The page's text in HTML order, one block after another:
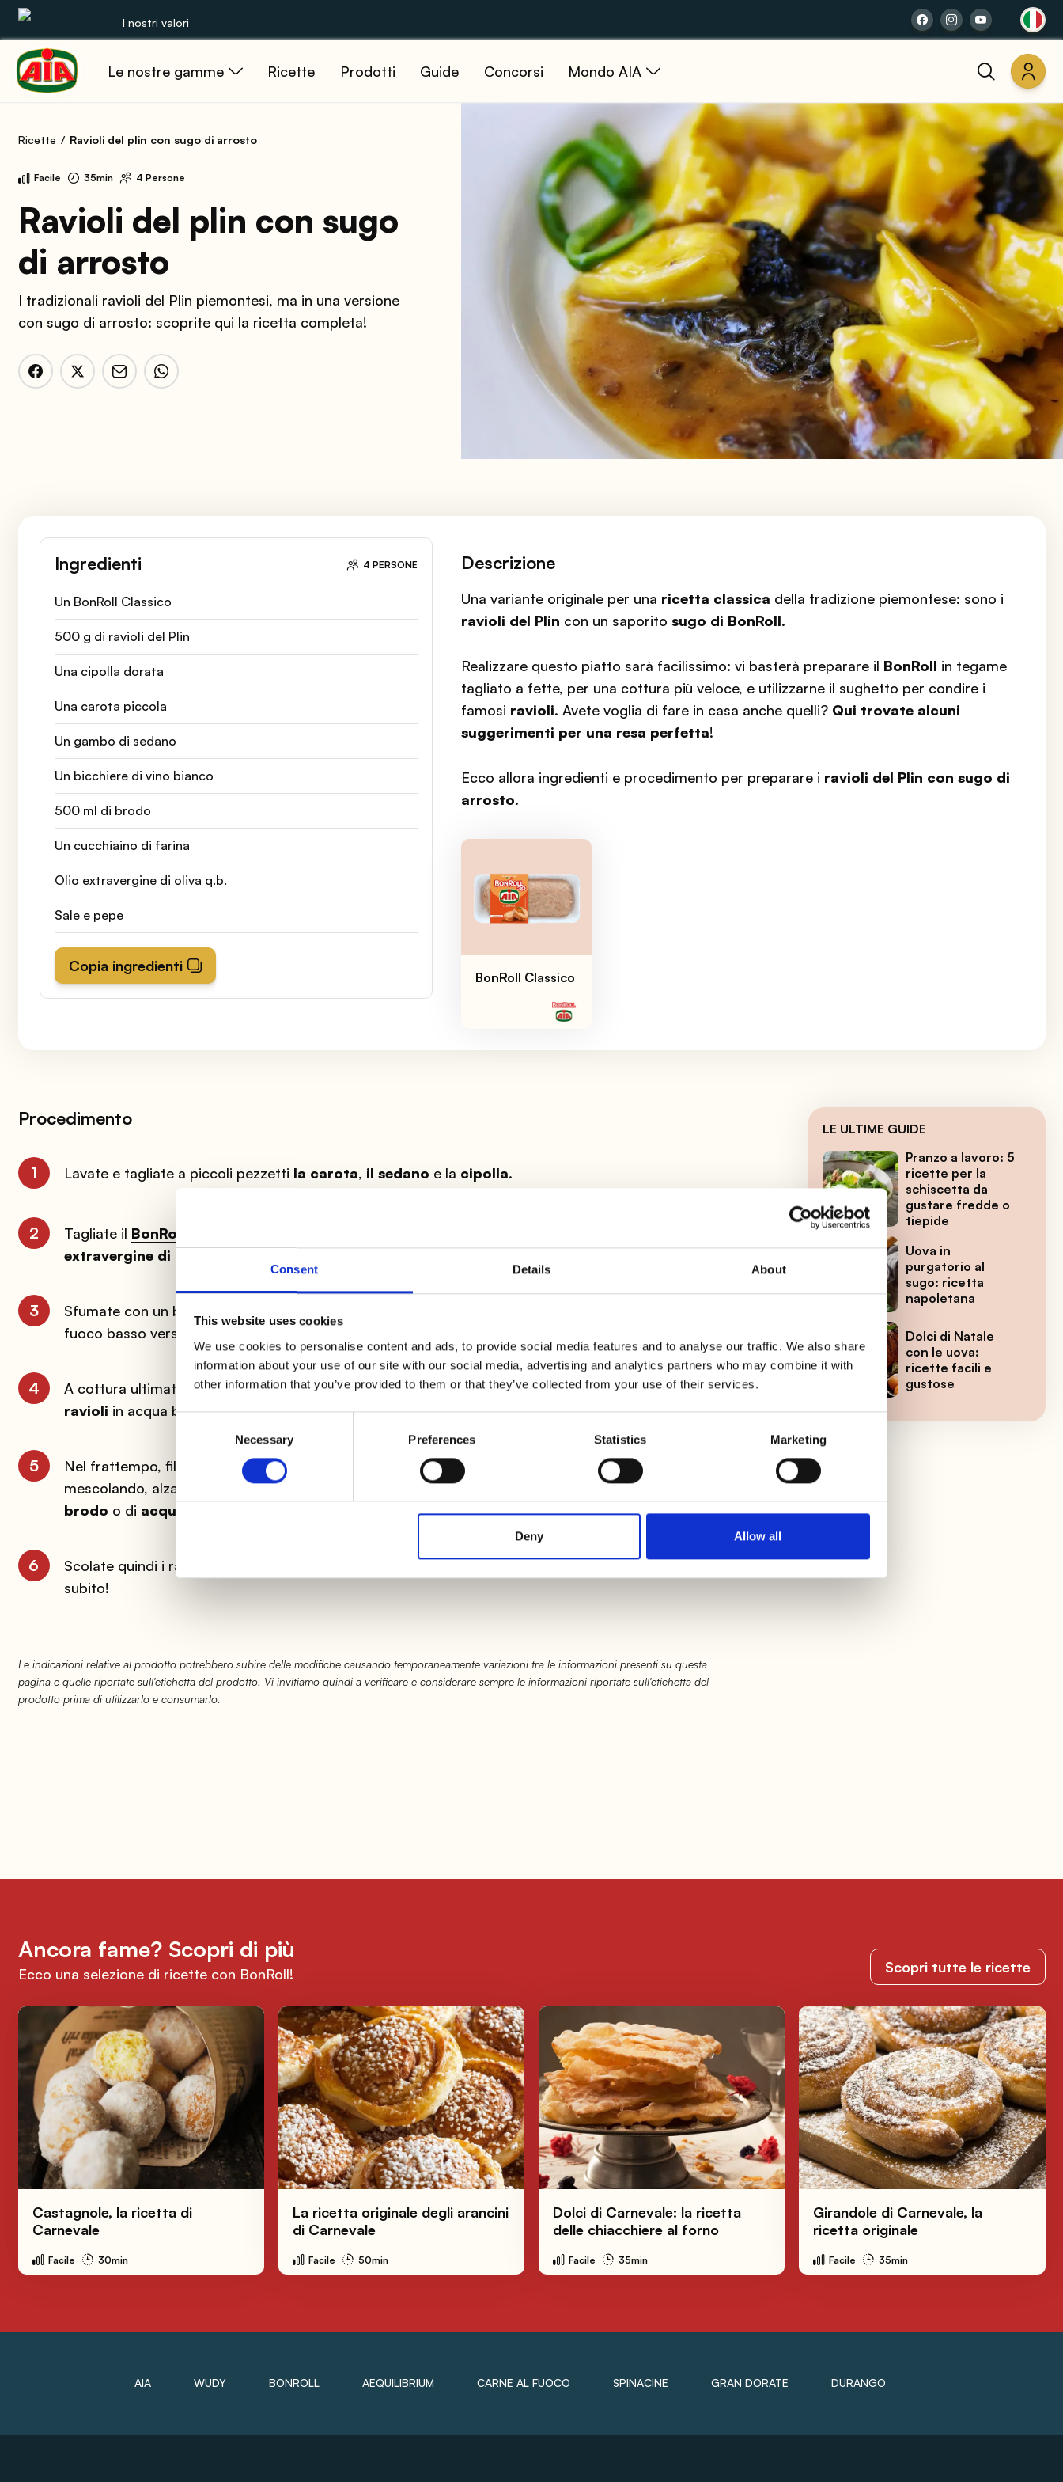
Consent Details About
This website uses cookies
We use cookies to personalise content and ads, to provide social media features and to analyse our traffic. We also share
information about your use of our site with our social media, advertising and analytics partners who may combine it with
other information that you’ve provided to them or that they’ve collected from your use of their services.
Consent
Necessary Preferences Statistics Marketing
Deny Allow all
I nostri valori
Le nostre gamme Ricette Prodotti Guide Concorsi Mondo AIA
Le nostre gamme
Guide
Concorsi
Mondo AIA
Ricette Ravioli del plin con sugo di arrosto
Facile 35min 4 Persone
Ravioli del plin con sugo
di arrosto
I tradizionali ravioli del Plin piemontesi, ma in una versione
con sugo di arrosto: scoprite qui la ricetta completa!
Ingredienti 4 PERSONE
Un BonRoll Classico
500 g di ravioli del Plin
Una cipolla dorata
Una carota piccola
Un gambo di sedano
Un bicchiere di vino bianco
500 ml di brodo
Un cucchiaino di farina
Olio extravergine di oliva q.b.
Sale e pepe
Copia ingredienti
Descrizione
Una variante originale per una ricetta classica della tradizione piemontese: sono i
ravioli del Plin con un saporitosugo di BonRoll.
Realizzare questo piatto sarà facilissimo: vi basterà preparare il BonRoll in tegame
tagliato a fette, per una cottura più veloce, e utilizzarne il sughetto per condire i
famosi ravioli. Avete voglia di fare in casa anche quelli? Qui trovate alcuni
suggerimenti per una resa perfetta!
Ecco allora ingredienti e procedimento per preparare i ravioli del Plin con sugo di
arrosto.
BonRoll Classico
Procedimento
1 Lavate e tagliate a piccoli pezzetti la carota, il sedano e la cipolla.
2 Tagliate il BonRoll Classico
extravergine di oliva
3 Sfumate con un bicchiere di
fuoco basso versando poco
4 A cottura ultimata, togliete le fette di BonRolldalla padella e tenetele da parte. Ora potete cuocerei
ravioli in acqua bollente salata.
5 Nel frattempo, filtrate il sugo della carne eliminando le verdure, aggiungete un cucchiaino di
mescolando, alzate leggermente la fiamma: se necessario, allungate la salsa con ancora un po’ di
brodo o di acqua di cottura
6 Scolate quindi i ravioli e trasferiteli in padella, facendoli insaporire nelsugo di BonRoll: serviteli
subito!
Le indicazioni relative al prodotto potrebbero subire delle modifiche causando temporaneamente variazioni tra le informazioni presenti su questa
pagina e quelle riportate sull'etichetta del prodotto. Vi invitiamo quindi a verificare e considerare sempre le informazioni riportate sull'etichetta del
prodotto prima di utilizzarlo e consumarlo.
LE ULTIME GUIDE
Pranzo a lavoro: 5
ricette per la
schiscetta da
gustare fredde o
tiepide
Uova in
purgatorio al
sugo: ricetta
napoletana
Dolci di Natale
con le uova:
ricette facili e
gustose
Ancora fame? Scopri di più
Ecco una selezione di ricette con BonRoll! Scopri tutte le ricette
Castagnole, la ricetta di
Carnevale
Facile 30min
La ricetta originale degli arancini
di Carnevale
Facile 50min
Dolci di Carnevale: la ricetta
delle chiacchiere al forno
Facile 35min
Girandole di Carnevale, la
ricetta originale
Facile 35min
AIA WUDY BONROLL AEQUILIBRIUM CARNE AL FUOCO SPINACINE GRAN DORATE DURANGO